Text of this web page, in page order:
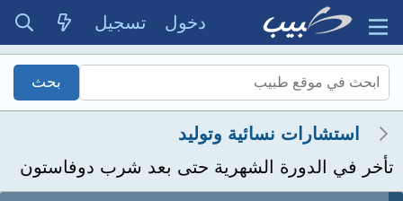
دخول تسجيل
استشارات نسائية وتوليد
تأخر في الدورة الشهرية حتى بعد شرب دوفاستون